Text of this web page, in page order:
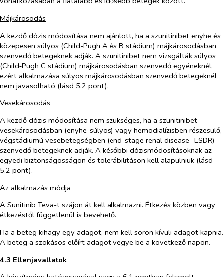
Májkárosodás
A kezdő dózis módosítása nem ajánlott, ha a szunitinibet enyhe és
közepesen súlyos (Child-Pugh A és B stádium) májkárosodásban
szenvedő betegeknek adják. A szunitinibet nem vizsgálták súlyos
(Child‑Pugh C stádium) májkárosodásban szenvedő egyéneknél,
ezért alkalmazása súlyos májkárosodásban szenvedő betegeknél
nem javasolható (lásd 5.2 pont).
Vesekárosodás
A kezdő dózis módosítása nem szükséges, ha a szunitinibet
vesekárosodásban (enyhe-súlyos) vagy hemodialízisben részesülő,
végstádiumú vesebetegségben (end-stage renal disease -ESDR)
szenvedő betegeknek adják. A későbbi dózismódosításoknak az
egyedi biztonságosságon és tolerábilitáson kell alapulniuk (lásd
5.2 pont).
Az alkalmazás módja
A Sunitinib Teva-t szájon át kell alkalmazni. Étkezés közben vagy
étkezéstől függetlenül is bevehető.
Ha a beteg kihagy egy adagot, nem kell soron kívüli adagot kapnia.
A beteg a szokásos előírt adagot vegye be a következő napon.
4.3 Ellenjavallatok